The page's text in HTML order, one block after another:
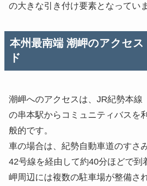
の大きな引き付け要素となっていま
本州最南端 潮岬のアクセス
ド
潮岬へのアクセスは、JR紀勢本線
の串本駅からコミュニティバスを
般的です。
車の場合は、紀勢自動車道のすさ
42号線を経由して約40分ほどで到
岬周辺には複数の駐車場が整備さ